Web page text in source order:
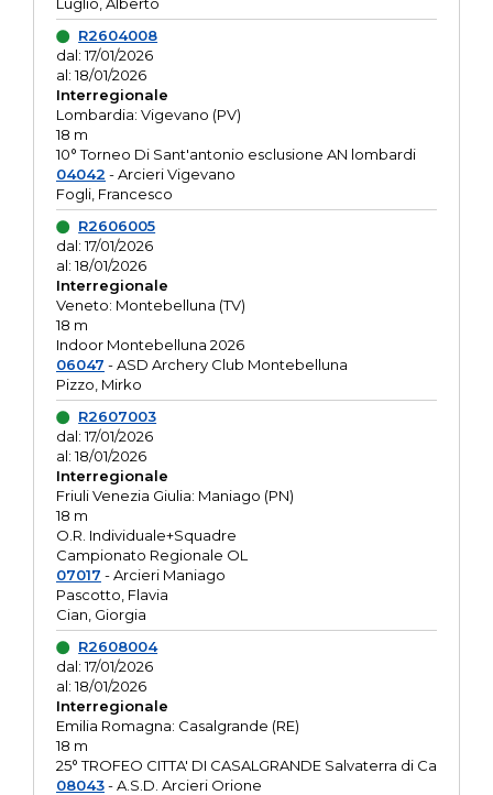
R2604008
dal: 17/01/2026
al: 18/01/2026
Interregionale
Lombardia: Vigevano (PV)
18 m
10° Torneo Di Sant'antonio esclusione AN lombardi
04042 - Arcieri Vigevano
Fogli, Francesco
R2606005
dal: 17/01/2026
al: 18/01/2026
Interregionale
Veneto: Montebelluna (TV)
18 m
Indoor Montebelluna 2026
06047 - ASD Archery Club Montebelluna
Pizzo, Mirko
R2607003
dal: 17/01/2026
al: 18/01/2026
Interregionale
Friuli Venezia Giulia: Maniago (PN)
18 m
O.R. Individuale+Squadre
Campionato Regionale OL
07017 - Arcieri Maniago
Pascotto, Flavia
Cian, Giorgia
R2608004
dal: 17/01/2026
al: 18/01/2026
Interregionale
Emilia Romagna: Casalgrande (RE)
18 m
25° TROFEO CITTA' DI CASALGRANDE Salvaterra di Ca
08043- A.S.D. Arcieri Orione